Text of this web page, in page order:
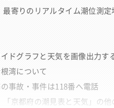
最寄りのリアルタイム潮位測定
ドグラフと天気を画像出力す
湾について
事故・事件は118番へ電話
「京都府の潮見表と天気」の